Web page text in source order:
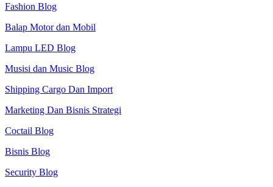
Fashion Blog
Balap Motor dan Mobil
Lampu LED Blog
Musisi dan Music Blog
Shipping Cargo Dan Import
Marketing Dan Bisnis Strategi
Coctail Blog
Bisnis Blog
Security Blog